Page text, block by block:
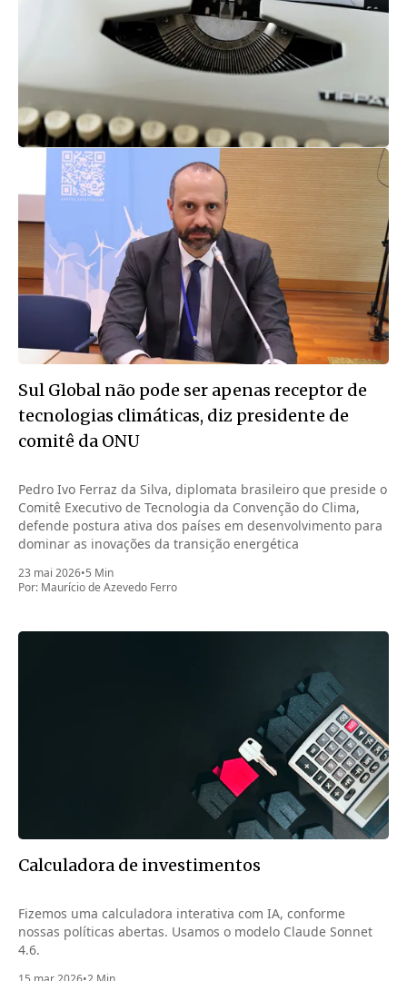
Sul Global não pode ser apenas receptor de
tecnologias climáticas, diz presidente de
comitê da ONU
Pedro Ivo Ferraz da Silva, diplomata brasileiro que preside o
Comitê Executivo de Tecnologia da Convenção do Clima,
defende postura ativa dos países em desenvolvimento para
dominar as inovações da transição energética
23 mai 2026•5 Min
Por: Maurício de Azevedo Ferro
Calculadora de investimentos
Fizemos uma calculadora interativa com IA, conforme
nossas políticas abertas. Usamos o modelo Claude Sonnet
4.6.